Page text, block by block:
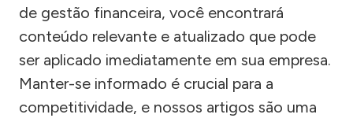
de gestão financeira, você encontrará
conteúdo relevante e atualizado que pode
ser aplicado imediatamente em sua empresa.
Manter-se informado é crucial para a
competitividade, e nossos artigos são uma